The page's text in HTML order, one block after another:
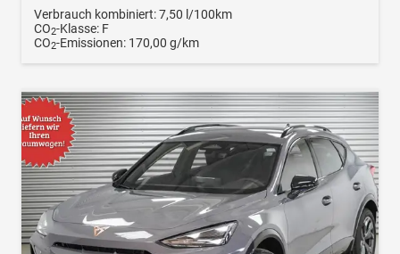
Verbrauch kombiniert:7,50 l/100km
CO2-Klasse: F
CO2-Emissionen: 170,00 g/km